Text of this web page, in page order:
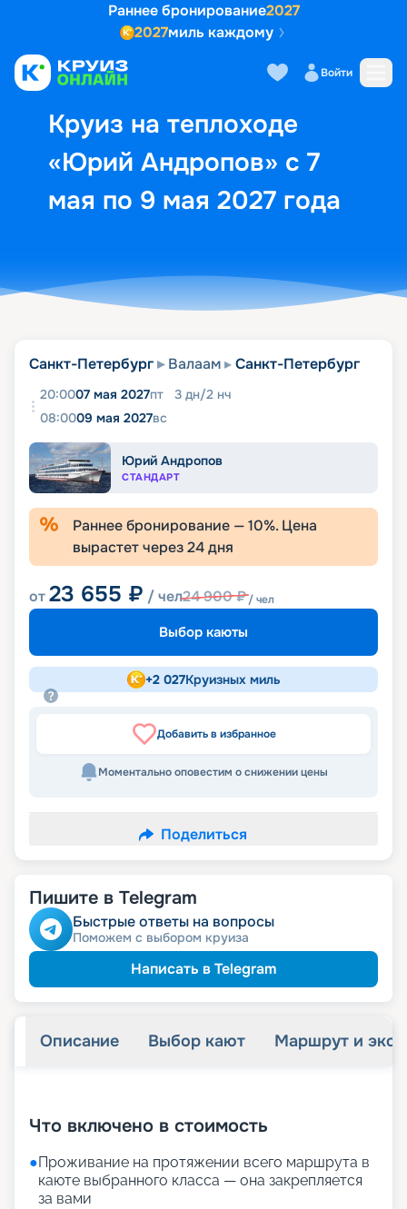
Раннее бронирование2027
2027миль каждому
Войти
Круиз на теплоходе
«Юрий Андропов» с 7
мая по 9 мая 2027 года
Выбор кают Маршрут и
Санкт-Петербург Валаам Санкт-Петербург
20:0007 мая 2027пт 3 дн/2 нч
08:0009 мая 2027вс
Юрий Андропов
СТАНДАРТ
Раннее бронирование —10%. Цена
вырастет через24дня
от23 655 ₽ / чел24 900₽/ чел
Выбор каюты
+2 027Круизных миль
Добавить в избранное
Моментально оповестим о снижении цены
Поделиться
Пишите в Telegram
Быстрые ответы на вопросы
Поможем с выбором круиза
Написать в Telegram
Описание Выбор кают Маршрут и
Что включено в стоимость
●Проживание на протяжении всего маршрута в
каюте выбранного класса — она закрепляется
за вами